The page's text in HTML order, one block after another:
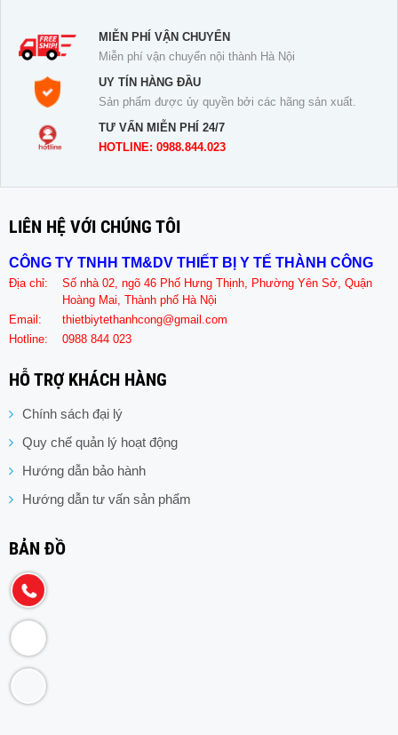
MIỄN PHÍ VẬN CHUYỂN
Miễn phí vận chuyển nội thành Hà Nội
UY TÍN HÀNG ĐẦU
Sản phẩm được ủy quyền bởi các hãng sản xuất.
TƯ VẤN MIỄN PHÍ 24/7
HOTLINE: 0988.844.023
LIÊN HỆ VỚI CHÚNG TÔI
CÔNG TY TNHH TM&DV THIẾT BỊ Y TẾ THÀNH CÔNG
Địa chỉ:
Số nhà 02, ngõ 46 Phố Hưng Thịnh, Phường Yên Sở, Quận
Hoàng Mai, Thành phố Hà Nội
Email:
thietbiytethanhcong@gmail.com
Hotline:
0988 844 023
HỖ TRỢ KHÁCH HÀNG
Chính sách đại lý
Quy chế quản lý hoạt động
Hướng dẫn bảo hành
Hướng dẫn tư vấn sản phẩm
BẢN ĐỒ